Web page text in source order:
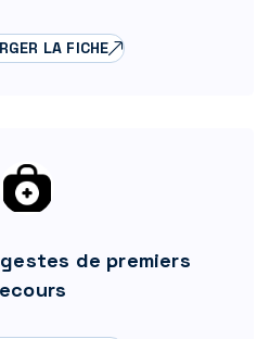
LA FICHE
de premiers